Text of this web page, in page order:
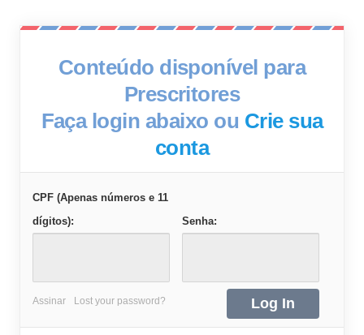
Conteúdo disponível para
Prescritores
Faça login abaixo ou Crie sua
conta
CPF (Apenas números e 11
dígitos):
Senha:
Assinar Lost your password?